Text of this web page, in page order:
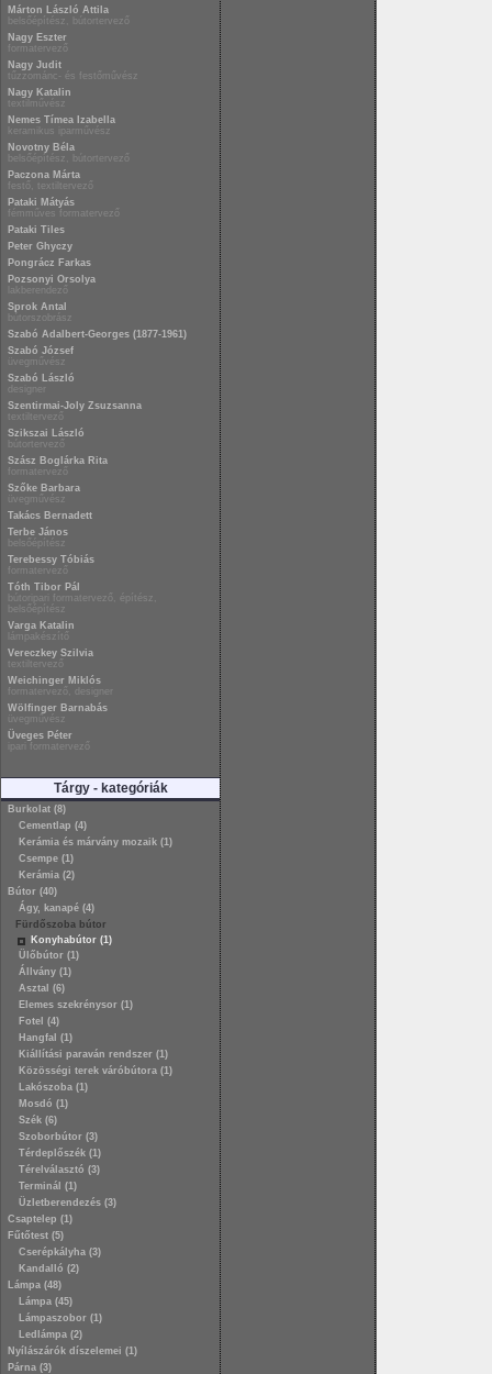
Márton László Attila
belsőépítész, bútortervező
Nagy Eszter
formatervező
Nagy Judit
tűzzománc- és festőművész
Nagy Katalin
textilművész
Nemes Tímea Izabella
keramikus iparművész
Novotny Béla
belsőépítész, bútortervező
Paczona Márta
festő, textiltervező
Pataki Mátyás
fémműves formatervező
Pataki Tiles
Peter Ghyczy
Pongrácz Farkas
Pozsonyi Orsolya
lakberendező
Sprok Antal
bútorszobrász
Szabó Adalbert-Georges (1877-1961)
Szabó József
üvegművész
Szabó László
designer
Szentirmai-Joly Zsuzsanna
textiltervező
Szikszai László
bútortervező
Szász Boglárka Rita
formatervező
Szőke Barbara
üvegművész
Takács Bernadett
Terbe János
belsőépítész
Terebessy Tóbiás
formatervező
Tóth Tibor Pál
bútoripari formatervező, építész,
belsőépítész
Varga Katalin
lámpakészítő
Vereczkey Szilvia
textiltervező
Weichinger Miklós
formatervező, designer
Wölfinger Barnabás
üvegművész
Üveges Péter
ipari formatervező
Tárgy - kategóriák
Burkolat (8)
Cementlap (4)
Kerámia és márvány mozaik (1)
Csempe (1)
Kerámia (2)
Bútor (40)
Ágy, kanapé (4)
Fürdőszoba bútor
Konyhabútor (1)
Ülőbútor (1)
Állvány (1)
Asztal (6)
Elemes szekrénysor (1)
Fotel (4)
Hangfal (1)
Kiállítási paraván rendszer (1)
Közösségi terek váróbútora (1)
Lakószoba (1)
Mosdó (1)
Szék (6)
Szoborbútor (3)
Térdeplőszék (1)
Térelválasztó (3)
Terminál (1)
Üzletberendezés (3)
Csaptelep (1)
Fűtőtest (5)
Cserépkályha (3)
Kandalló (2)
Lámpa (48)
Lámpa (45)
Lámpaszobor (1)
Ledlámpa (2)
Nyílászárók díszelemei (1)
Párna (3)